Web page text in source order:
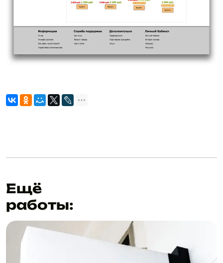
Ещё
работы: